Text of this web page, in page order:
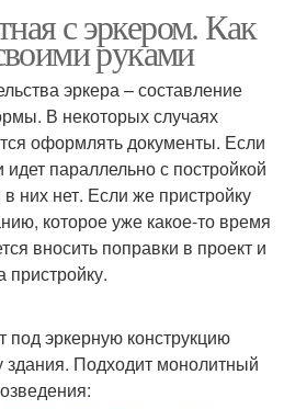
с эркером. Как
руками
эркера – составление
В некоторых случаях
оформлять документы. Если
идет параллельно с постройкой
них нет. Если же пристройку
которое уже какое-то время
вносить поправки в проект и
пристройку.
под эркерную конструкцию
Подходит монолитный